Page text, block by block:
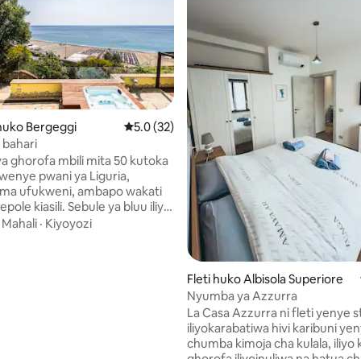
4.95 kati ya 5, tathmini 64
Bergeggi Ukadiriaji wa wastani wa 5.0 kati ya 5,
5.0 (32)
ghorofa mbili mita 50 kutoka
pwani ya Liguria,
ufukweni, ambapo wakati
Sebule ya bluu iliyo
jiko lenye vifaa, vyumba
Mahali · Kiyoyozi
Fleti huko Albisola Superiore
Nyumba ya Azzurra
La Casa Azzurra ni fleti yenye
iliyokarabatiwa hivi karibuni
chumba kimoja cha kulala, iliyo